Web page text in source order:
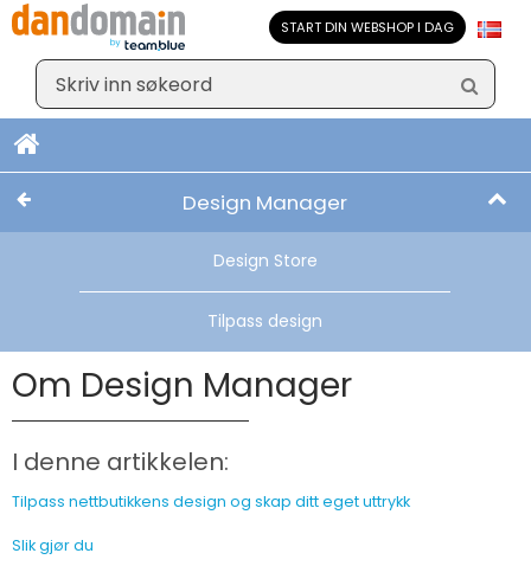
START DIN WEBSHOP I DAG
Design Manager
Design Store
Tilpass design
Om Design Manager
I denne artikkelen:
Tilpass nettbutikkens design og skap ditt eget uttrykk
Slik gjør du